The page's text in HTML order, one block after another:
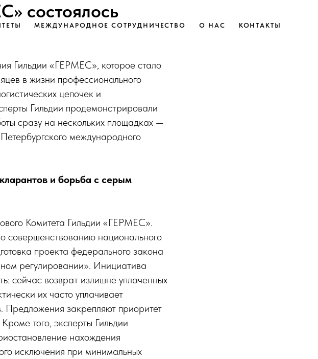
МЕЖДУНАРОДНОЕ СОТРУДНИЧЕСТВО О НАС КОНТАКТЫ
состоялось
Гильдии «ГЕРМЕС», которое стало
в жизни профессионального
цепочек и
Гильдии продемонстрировали
сразу на нескольких площадках —
международного
и борьба с серым
Комитета Гильдии «ГЕРМЕС».
совершенствованию национального
проекта федерального закона
регулировании». Инициатива
сейчас возврат излишне уплаченных
их часто уплачивает
Предложения закрепляют приоритет
того, эксперты Гильдии
нахождения
исключения при минимальных